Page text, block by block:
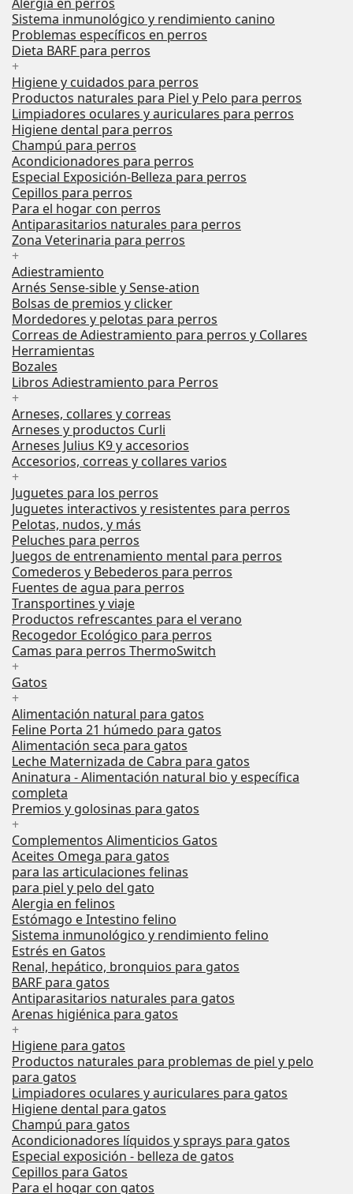
Sistema inmunológico y rendimiento canino
Problemas específicos en perros
Dieta BARF para perros
+
Higiene y cuidados para perros
Productos naturales para Piel y Pelo para perros
Limpiadores oculares y auriculares para perros
Higiene dental para perros
Champú para perros
Acondicionadores para perros
Especial Exposición-Belleza para perros
Cepillos para perros
Para el hogar con perros
Antiparasitarios naturales para perros
Zona Veterinaria para perros
+
Adiestramiento
Arnés Sense-sible y Sense-ation
Bolsas de premios y clicker
Mordedores y pelotas para perros
Correas de Adiestramiento para perros y Collares
Herramientas
Bozales
Libros Adiestramiento para Perros
+
Arneses, collares y correas
Arneses y productos Curli
Arneses Julius K9 y accesorios
Accesorios, correas y collares varios
+
Juguetes para los perros
Juguetes interactivos y resistentes para perros
Pelotas, nudos, y más
Peluches para perros
Juegos de entrenamiento mental para perros
Comederos y Bebederos para perros
Fuentes de agua para perros
Transportines y viaje
Productos refrescantes para el verano
Recogedor Ecológico para perros
Camas para perros ThermoSwitch
+
Gatos
+
Alimentación natural para gatos
Feline Porta 21 húmedo para gatos
Alimentación seca para gatos
Leche Maternizada de Cabra para gatos
Aninatura - Alimentación natural bio y específica
completa
Premios y golosinas para gatos
+
Complementos Alimenticios Gatos
Aceites Omega para gatos
para las articulaciones felinas
para piel y pelo del gato
Alergia en felinos
Estómago e Intestino felino
Sistema inmunológico y rendimiento felino
Estrés en Gatos
Renal, hepático, bronquios para gatos
BARF para gatos
Antiparasitarios naturales para gatos
Arenas higiénica para gatos
+
Higiene para gatos
Productos naturales para problemas de piel y pelo
para gatos
Limpiadores oculares y auriculares para gatos
Higiene dental para gatos
Champú para gatos
Acondicionadores líquidos y sprays para gatos
Especial exposición - belleza de gatos
Cepillos para Gatos
Para el hogar con gatos